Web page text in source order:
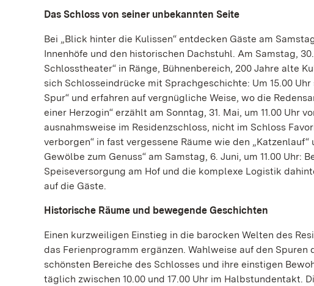
Das Schloss von seiner unbekannten Seite
Bei „Blick hinter die Kulissen“ entdecken Gäste am
Innenhöfe und den historischen Dachstuhl. Am Samstag,
Schlosstheater“ in Ränge, Bühnenbereich, 200 Jahre alte
sich Schlosseindrücke mit Sprachgeschichte: Um 15.00
Spur“ und erfahren auf vergnügliche Weise, wo die
einer Herzogin“ erzählt am Sonntag, 31. Mai, um 11.00
ausnahmsweise im Residenzschloss, nicht im Schloss
verborgen“ in fast vergessene Räume wie den
Gewölbe zum Genuss“ am Samstag, 6. Juni, um 11.00
Speiseversorgung am Hof und die komplexe Logistik
auf die Gäste.
Historische Räume und bewegende Geschichten
Einen kurzweiligen Einstieg in die barocken Welten des
das Ferienprogramm ergänzen. Wahlweise auf den
schönsten Bereiche des Schlosses und ihre einstigen
täglich zwischen 10.00 und 17.00 Uhr im Halbstundentakt.